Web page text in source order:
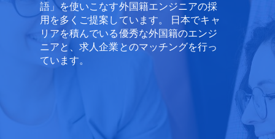
語」を使いこなす外国籍エンジニアの採
用を多くご提案しています。 日本でキャ
リアを積んでいる優秀な外国籍のエンジ
ニアと、求人企業とのマッチングを行っ
ています。